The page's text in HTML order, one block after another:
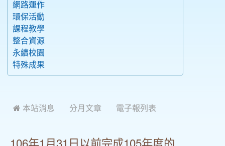
網路運作
環保活動
課程教學
整合資源
永續校園
特殊成果
 本站消息 分月文章 電子報列表
106年1月31日以前完成105年度的